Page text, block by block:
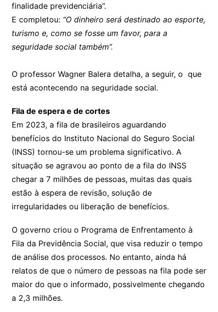
finalidade previdenciária”.
E completou: “O dinheiro será destinado ao esporte,
turismo e, como se fosse um favor, para a
seguridade social também”.
O professor Wagner Balera detalha, a seguir, o que
está acontecendo na seguridade social.
Fila de espera e de cortes
Em 2023, a fila de brasileiros aguardando
benefícios do Instituto Nacional do Seguro Social
(INSS) tornou-se um problema significativo. A
situação se agravou ao ponto de a fila do INSS
chegar a 7 milhões de pessoas, muitas das quais
estão à espera de revisão, solução de
irregularidades ou liberação de benefícios.
O governo criou o Programa de Enfrentamento à
Fila da Previdência Social, que visa reduzir o tempo
de análise dos processos. No entanto, ainda há
relatos de que o número de pessoas na fila pode ser
maior do que o informado, possivelmente chegando
a 2,3 milhões.